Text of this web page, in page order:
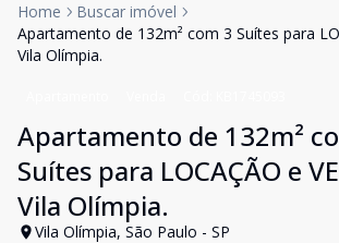
Home
Buscar imóvel
Apartamento de 132m² com 3 Suítes para
Vila Olímpia.
Apartamento de 132m²
Suítes para LOCAÇÃO e
Vila Olímpia.
Vila Olímpia, São Paulo - SP